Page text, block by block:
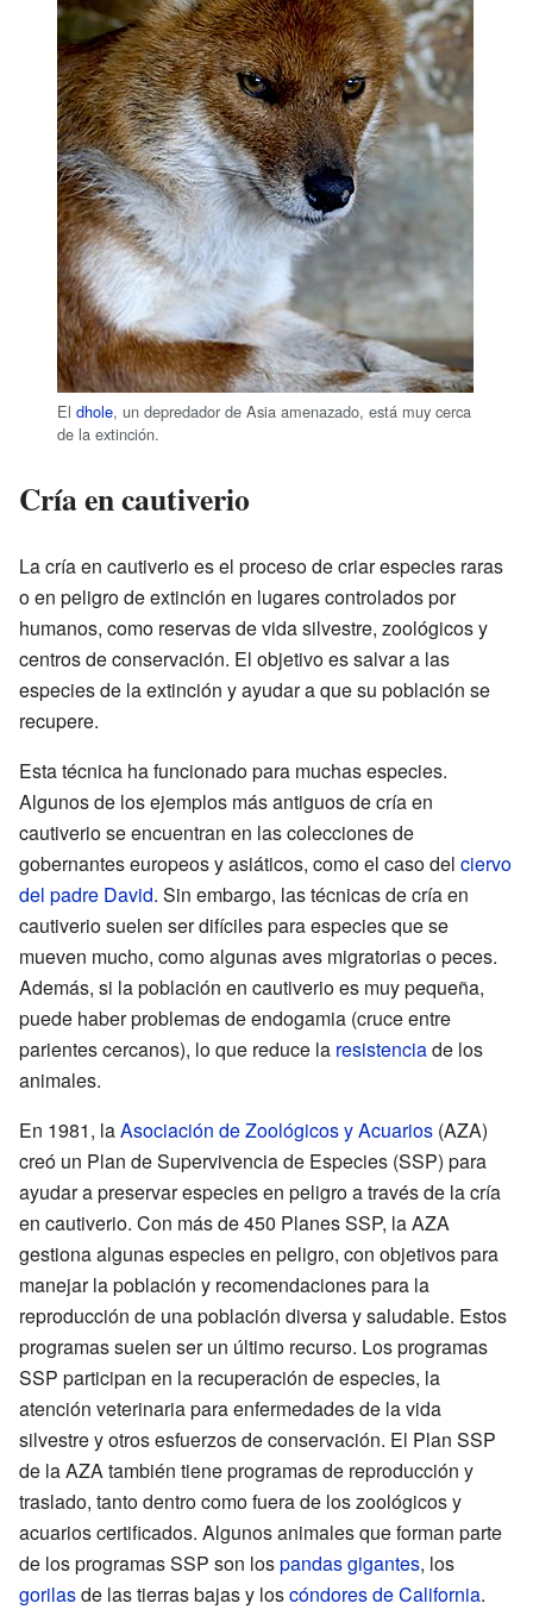
El dhole, un depredador de Asia amenazado, está muy cerca
de la extinción.
Cría en cautiverio
La cría en cautiverio es el proceso de criar especies raras
o en peligro de extinción en lugares controlados por
humanos, como reservas de vida silvestre, zoológicos y
centros de conservación. El objetivo es salvar a las
especies de la extinción y ayudar a que su población se
recupere.
Esta técnica ha funcionado para muchas especies.
Algunos de los ejemplos más antiguos de cría en
cautiverio se encuentran en las colecciones de
gobernantes europeos y asiáticos, como el caso del ciervo
del padre David. Sin embargo, las técnicas de cría en
cautiverio suelen ser difíciles para especies que se
mueven mucho, como algunas aves migratorias o peces.
Además, si la población en cautiverio es muy pequeña,
puede haber problemas de endogamia (cruce entre
parientes cercanos), lo que reduce la resistenciade los
animales.
En 1981, laAsociación de Zoológicos y Acuarios (AZA)
creó un Plan de Supervivencia de Especies (SSP) para
ayudar a preservar especies en peligro a través de la cría
en cautiverio. Con más de 450 Planes SSP, la AZA
gestiona algunas especies en peligro, con objetivos para
manejar la población y recomendaciones para la
reproducción de una población diversa y saludable. Estos
programas suelen ser un último recurso. Los programas
SSP participan en la recuperación de especies, la
atención veterinaria para enfermedades de la vida
silvestre y otros esfuerzos de conservación. El Plan SSP
de la AZA también tiene programas de reproducción y
traslado, tanto dentro como fuera de los zoológicos y
acuarios certificados. Algunos animales que forman parte
de los programas SSP son lospandas gigantes, los
gorilasde las tierras bajas y loscóndores de California.